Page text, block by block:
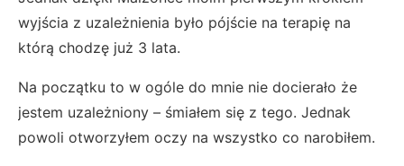
wyjścia z uzależnienia było pójście na terapię na
którą chodzę już 3 lata.
Na początku to w ogóle do mnie nie docierało że
jestem uzależniony – śmiałem się z tego. Jednak
powoli otworzyłem oczy na wszystko co narobiłem.